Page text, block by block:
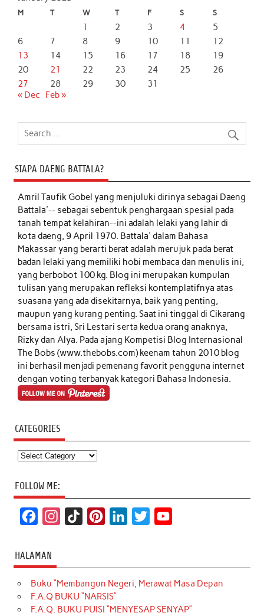
M T W T F S S
1 2 3 4
5
6
7 8 9 10 11
12
13
14 15 16 17 18
19
20
21 22 23 24 25
26
27
28 29 30
31
« Dec
Feb »
SIAPA DAENG BATTALA?
Amril Taufik Gobelyang menjuluki dirinya sebagai Daeng
Battala'-- sebagai sebentuk penghargaan spesial pada
tanah tempat kelahiran--ini adalah lelaki yang lahir di
kota daeng, 9 April 1970. Battala' dalam Bahasa
Makassar yang berarti berat adalah merujuk pada berat
badan lelaki yang memiliki hobi membaca dan menulis ini,
yang berbobot 100 kg. Blog ini merupakan kumpulan
tulisan yang merupakan refleksi kontemplatifnya atas
suasana yang ada disekitarnya, baik yang penting,
maupun yang kurang penting. Saat ini tinggal di Cikarang
bersama istri, Sri Lestari serta kedua orang anaknya,
Rizky dan Alya. Pada ajang Kompetisi Blog Internasional
The Bobs (www.thebobs.com) keenam tahun 2010 blog
ini berhasil menjadi pemenang favorit pengguna internet
dengan voting terbanyak kategori Bahasa Indonesia.
CATEGORIES
Categories
FOLLOW ME:
c
e
b
o
t
a
g
T
o
k
t
e
r
k
e
d
t
t
e
T
u
b
HALAMAN
Buku “Membangun Negeri, Merawat Masa Depan
F.A.Q BUKU “NARSIS”
F.A.Q. BUKU PUISI “MENYESAP SENYAP”